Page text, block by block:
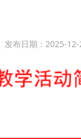
发布日期：